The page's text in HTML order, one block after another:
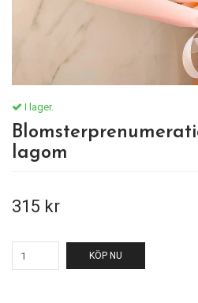
I lager.
lagom
315 kr
KÖP NU